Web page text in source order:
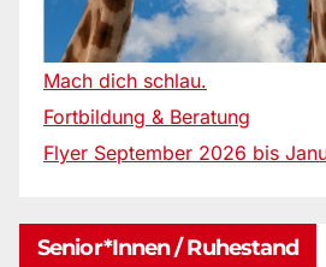
Mach dich schlau.
Fortbildung & Beratung
Flyer September 2026 bis
Senior*innen / Ruhestand